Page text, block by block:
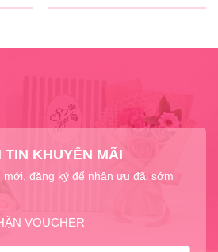
KHUYẾN MÃI
mới, đăng ký để nhận ưu đãi sớm
VOUCHER